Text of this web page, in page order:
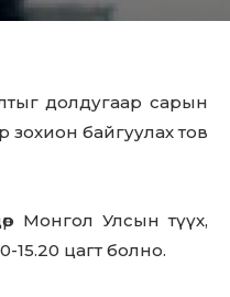
долдугаар сарын
байгуулах тов
Монгол Улсын түүх,
15.20 цагт болно.